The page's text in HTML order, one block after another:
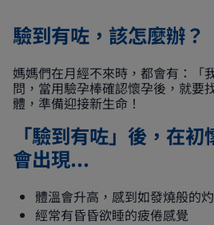
驗到有咗，該怎麼辦？
媽媽們在月經不來時，都會有：「
問，當用驗孕棒確認懷孕後，就要
體，準備迎接新生命！
「驗到有咗」後，在
會出現...
體溫會升高，感到如發燒般的
經常有昏昏欲睡的疲倦感覺